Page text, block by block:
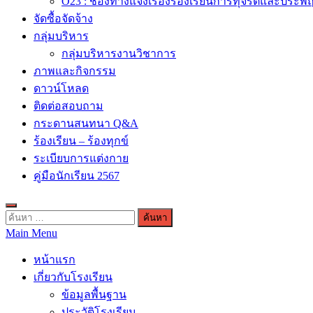
จัดซื้อจัดจ้าง
กลุ่มบริหาร
กลุ่มบริหารงานวิชาการ
ภาพและกิจกรรม
ดาวน์โหลด
ติดต่อสอบถาม
กระดานสนทนา Q&A
ร้องเรียน – ร้องทุกข์
ระเบียบการแต่งกาย
คู่มือนักเรียน 2567
ค้นหา
สำหรับ:
Main Menu
หน้าแรก
เกี่ยวกับโรงเรียน
ข้อมูลพื้นฐาน